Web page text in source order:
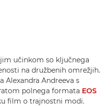
učinkom so ključnega
na družbenih omrežjih.
Alexandra Andreeva s
polnega formata EOS
film o trajnostni modi.